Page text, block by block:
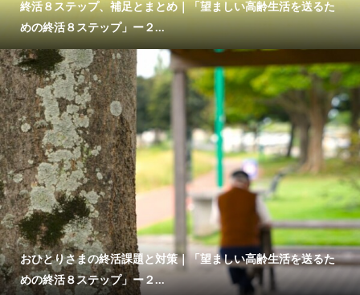
終活８ステップ、補足とまとめ｜「望ましい高齢生活を送るた
めの終活８ステップ」ー２...
おひとりさまの終活課題と対策｜「望ましい高齢生活を送るた
めの終活８ステップ」ー２...